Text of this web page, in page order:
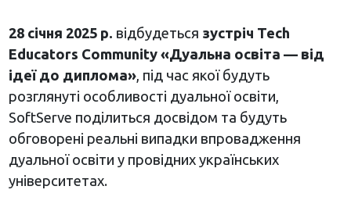
28 січня 2025 р. відбудеться зустріч Tech
Educators Community «Дуальна освіта — від
ідеї до диплома», під час якої будуть
розглянуті особливості дуальної освіти,
SoftServe поділиться досвідом та будуть
обговорені реальні випадки впровадження
дуальної освіти у провідних українських
університетах.